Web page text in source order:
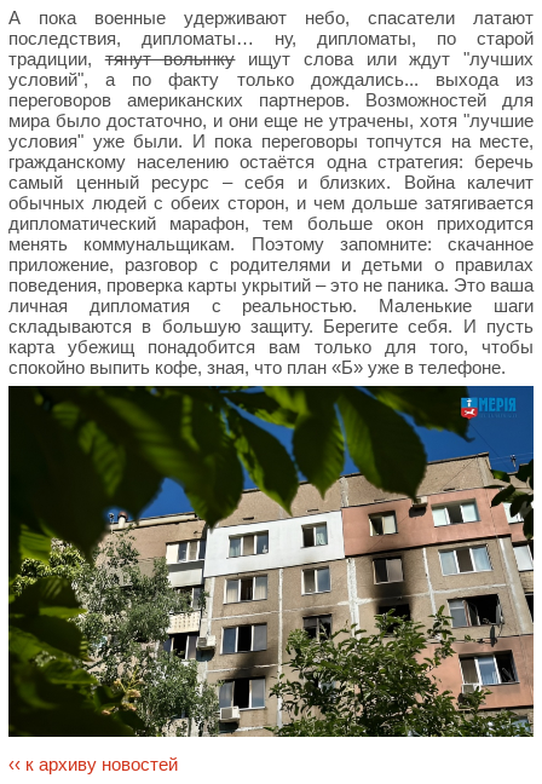
А пока военные удерживают небо, спасатели латают
последствия, дипломаты… ну, дипломаты, по старой
традиции,тянут волынкуищут слова или ждут "лучших
условий", а по факту только дождались... выхода из
переговоров американских партнеров. Возможностей для
мира было достаточно, и они еще не утрачены, хотя "лучшие
условия" уже были. И пока переговоры топчутся на месте,
гражданскому населению остаётся одна стратегия: беречь
самый ценный ресурс – себя и близких. Война калечит
обычных людей с обеих сторон, и чем дольше затягивается
дипломатический марафон, тем больше окон приходится
менять коммунальщикам. Поэтому запомните: скачанное
приложение, разговор с родителями и детьми о правилах
поведения, проверка карты укрытий – это не паника. Это ваша
личная дипломатия с реальностью. Маленькие шаги
складываются в большую защиту. Берегите себя. И пусть
карта убежищ понадобится вам только для того, чтобы
спокойно выпить кофе, зная, что план «Б» уже в телефоне.
‹‹ к архиву новостей